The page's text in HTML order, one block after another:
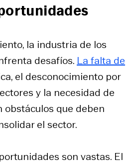
la industria de los
desafíos. La falta de
el desconocimiento por
y la necesidad de
que deben
el sector.​
son vastas. El